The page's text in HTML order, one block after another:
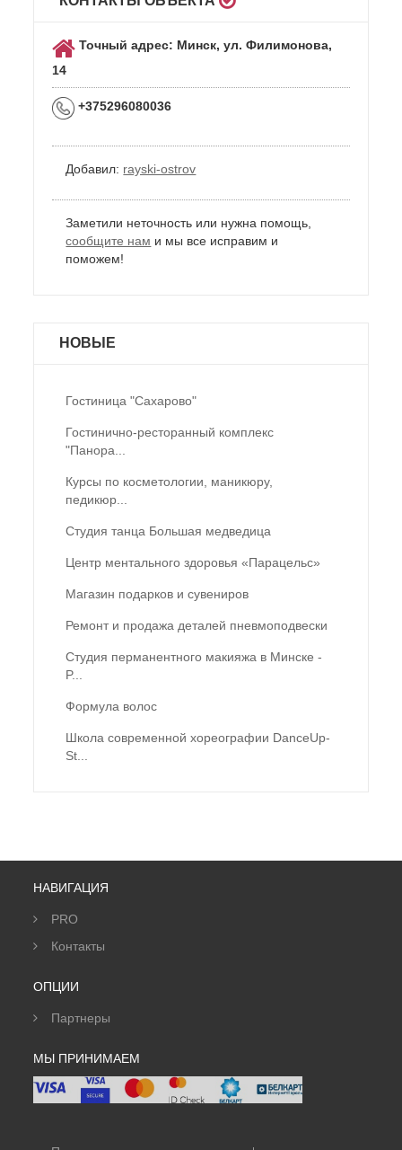
Точный адрес: Минск, ул. Филимонова,
14
+375296080036
Добавил: rayski-ostrov
Заметили неточность или нужна помощь,
сообщите нам и мы все исправим и
поможем!
НОВЫЕ
Гостиница "Сахарово"
Гостинично-ресторанный комплекс
"Панора...
Курсы по косметологии, маникюру,
педикюр...
Студия танца Большая медведица
Центр ментального здоровья «Парацельс»
Магазин подарков и сувениров
Ремонт и продажа деталей пневмоподвески
Студия перманентного макияжа в Минске -
P...
Формула волос
Школа современной хореографии DanceUp-
St...
НАВИГАЦИЯ
PRO
Контакты
ОПЦИИ
Партнеры
МЫ ПРИНИМАЕМ